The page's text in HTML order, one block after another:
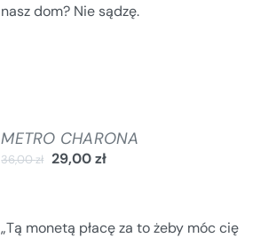
nasz dom? Nie sądzę.
METRO CHARONA
36,00zł 29,00zł
„Tą monetą płacę za to żeby móc cię